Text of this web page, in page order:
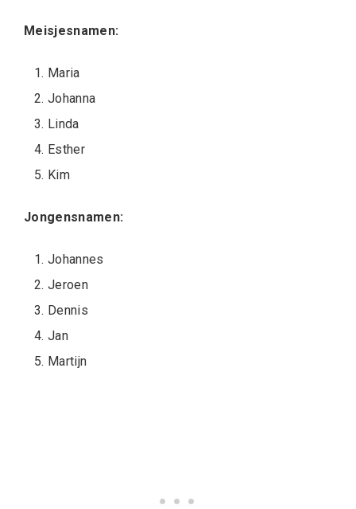
Meisjesnamen:
Maria
Johanna
Linda
Esther
Kim
Jongensnamen:
Johannes
Jeroen
Dennis
Jan
Martijn